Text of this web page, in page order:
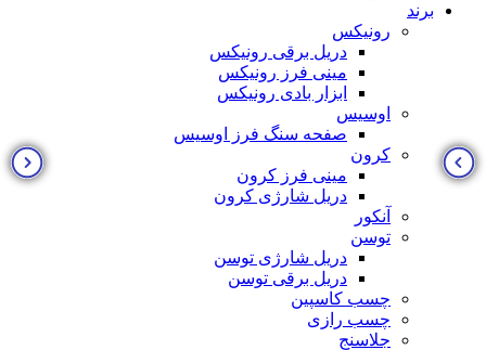
برند
رونیکس
دریل برقی رونیکس
مینی فرز رونیکس
ابزار بادی رونیکس
اوسیس
صفحه سنگ فرز اوسیس
کرون
مینی فرز کرون
دریل شارژی کرون
آنکور
توسن
دریل شارژی توسن
دریل برقی توسن
چسب کاسپین
چسب رازی
جلاسنج